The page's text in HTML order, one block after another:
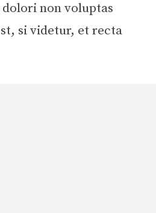
non voluptas
si videtur, et recta